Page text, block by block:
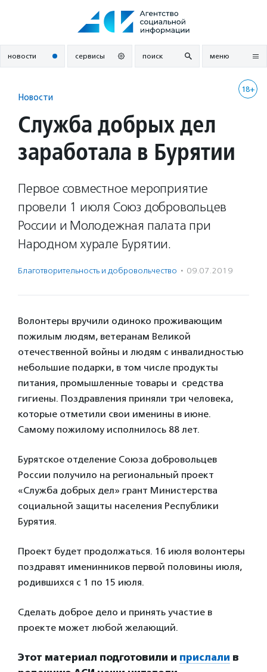
новости сервисы поиск меню
18+
Новости
Служба добрых дел
заработала в Бурятии
Первое совместное мероприятие
провели 1 июля Союз добровольцев
России и Молодежная палата при
Народном хурале Бурятии.
Благотвори­тель­ность и доброволь­чест­во · 09.07.2019
Волонтеры вручили одиноко проживающим
пожилым людям, ветеранам Великой
отечественной войны и людям с инвалидностью
небольшие подарки, в том числе продукты
питания, промышленные товары и средства
гигиены. Поздравления приняли три человека,
которые отметили свои именины в июне.
Самому пожилому исполнилось 88 лет.
Бурятское отделение Союза добровольцев
России получило на региональный проект
«Служба добрых дел» грант Министерства
социальной защиты населения Республики
Бурятия.
Проект будет продолжаться. 16 июля волонтеры
поздравят именинников первой половины июля,
родившихся с 1 по 15 июля.
Сделать доброе дело и принять участие в
проекте может любой желающий.
Этот материал подготовили и прислали в